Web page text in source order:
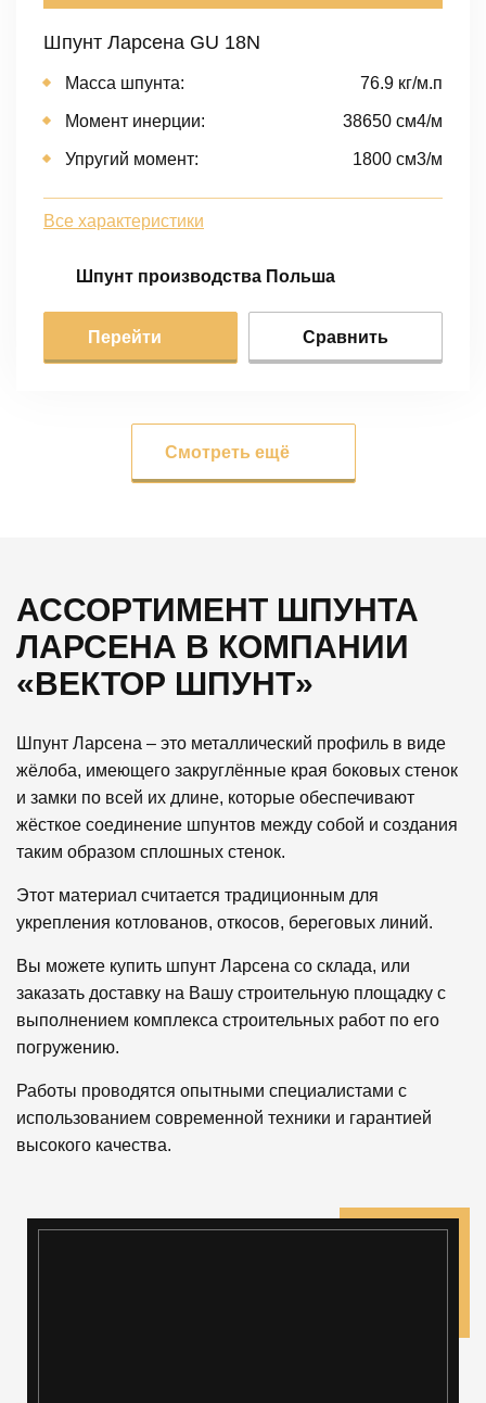
Шпунт Ларсена GU 18N
Масса шпунта: 76.9 кг/м.п
Момент инерции: 38650 cм4/м
Упругий момент: 1800 cм3/м
Все характеристики
Шпунт производства Польша
Перейти Сравнить
Смотреть ещё
АССОРТИМЕНТ ШПУНТА
ЛАРСЕНА В КОМПАНИИ
«ВЕКТОР ШПУНТ»
Шпунт Ларсена – это металлический профиль в виде
жёлоба, имеющего закруглённые края боковых стенок
и замки по всей их длине, которые обеспечивают
жёсткое соединение шпунтов между собой и создания
таким образом сплошных стенок.
Этот материал считается традиционным для
укрепления котлованов, откосов, береговых линий.
Вы можете купить шпунт Ларсена со склада, или
заказать доставку на Вашу строительную площадку с
выполнением комплекса строительных работ по его
погружению.
Работы проводятся опытными специалистами с
использованием современной техники и гарантией
высокого качества.